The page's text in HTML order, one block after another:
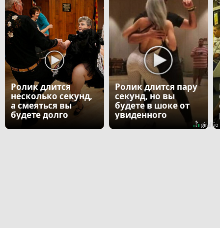
Ролик длится
несколько секунд,
а смеяться вы
будете долго
Ролик длится пару
секунд, но вы
будете в шоке от
увиденного